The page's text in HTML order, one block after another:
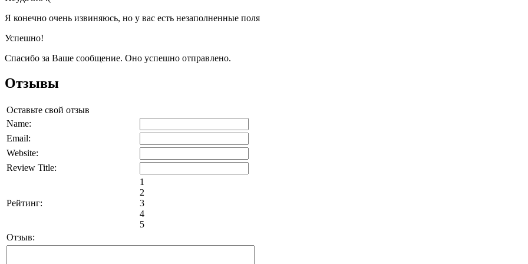
Я конечно очень извиняюсь, но у вас есть незаполненные поля
Успешно!
Спасибо за Ваше сообщение. Оно успешно отправлено.
Отзывы
Оставьте свой отзыв
Name:
Email:
Website:
Review Title:
Рейтинг:
1
2
3
4
5
Отзыв: